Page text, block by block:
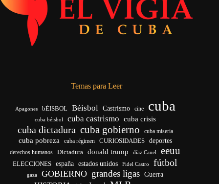
Temas para Leer
Apagones bÉISBOL Béisbol Castrismo cine cuba
cuba béisbol cuba castrismo cuba crisis
cuba dictadura cuba gobierno cuba miseria
cuba pobreza cuba régimen CURIOSIDADES deportes
derechos humanos Dictadura donald trump díaz Canel eeuu
ELECCIONES españa estados unidos Fidel Castro fútbol
gaza GOBIERNO grandes ligas Guerra